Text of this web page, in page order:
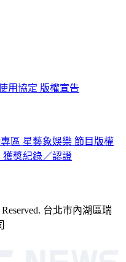
用協定 版權宣告
區 星藝象娛樂 節目版權
獲獎紀錄／認證
台北市內湖區瑞